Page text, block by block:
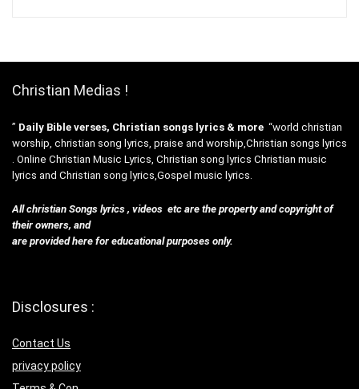
Christian Medias !
” Daily Bible verses, Christian songs lyrics & more “world christian
worship, christian song lyrics, praise and worship,Christian songs lyrics
. Online Christian Music Lyrics, Christian song lyrics Christian music
lyrics and Christian song lyrics,Gospel music lyrics.
All christian Songs lyrics , videos etc are the property and copyright of
their owners, and
are provided here for educational purposes only.
Disclosures :
Contact Us
privacy policy